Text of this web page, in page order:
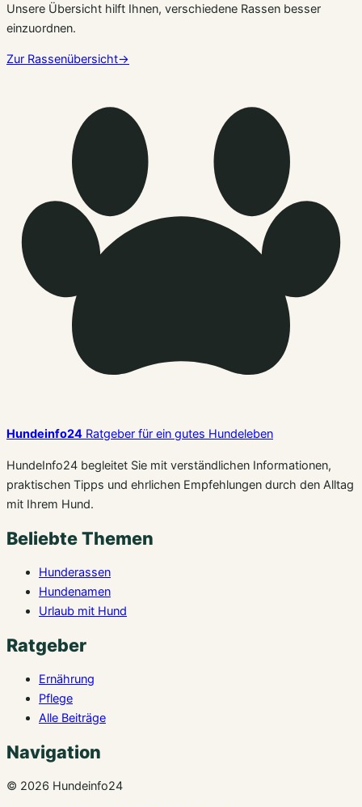
Unsere Übersicht hilft Ihnen, verschiedene Rassen besser
einzuordnen.
Zur Rassenübersicht→
Hundeinfo24 Ratgeber für ein gutes Hundeleben
HundeInfo24 begleitet Sie mit verständlichen Informationen,
praktischen Tipps und ehrlichen Empfehlungen durch den Alltag
mit Ihrem Hund.
Beliebte Themen
Hunderassen
Hundenamen
Urlaub mit Hund
Ratgeber
Ernährung
Pflege
Alle Beiträge
Navigation
© 2026 Hundeinfo24